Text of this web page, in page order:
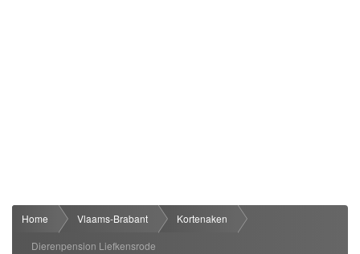
Home Vlaams-Brabant
Kortenaken
Dierenpension Liefkensrode